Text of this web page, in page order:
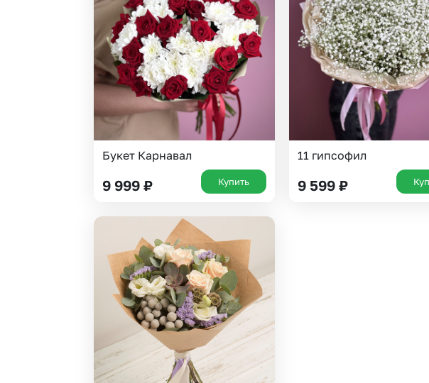
Гвоздики
Георгины
Гипсофила
Гортензии
Ирисы
Каллы
Статица
Суккуленты
Тюльпаны
Букет Карнавал
9 999 ₽ Купить
11 гипсофил
9 599 ₽